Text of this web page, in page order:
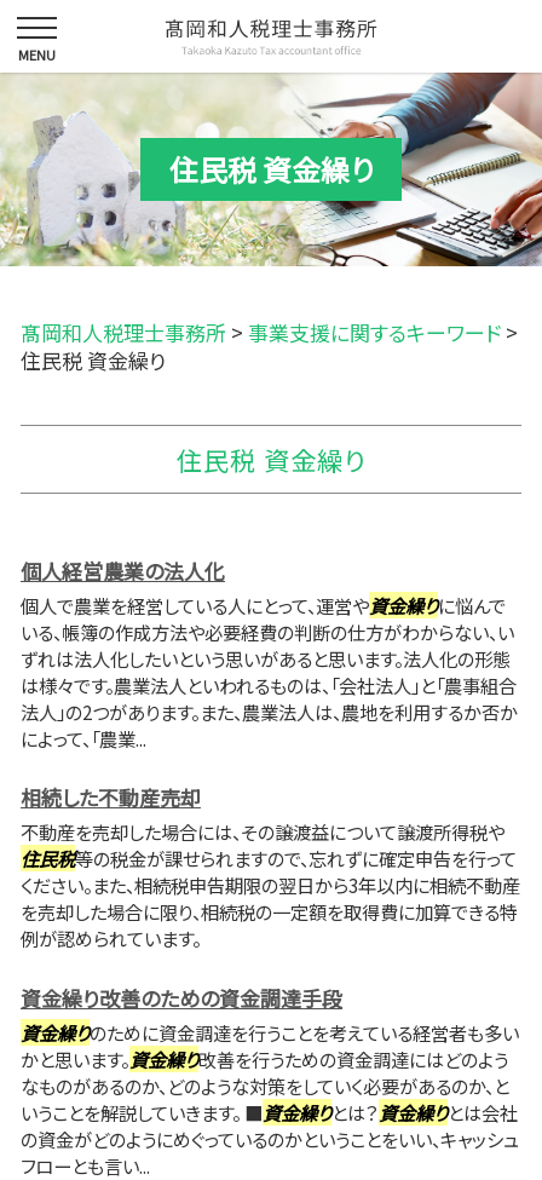
住民税 資金繰り
髙岡和人税理士事務所 > 事業支援に関するキーワード >
住民税 資金繰り
住民税 資金繰り
個人経営農業の法人化
個人で農業を経営している人にとって、運営や資金繰りに悩んで
いる、帳簿の作成方法や必要経費の判断の仕方がわからない、い
ずれは法人化したいという思いがあると思います。法人化の形態
は様々です。農業法人といわれるものは、「会社法人」と「農事組合
法人」の2つがあります。また、農業法人は、農地を利用するか否か
によって、「農業...
相続した不動産売却
不動産を売却した場合には、その譲渡益について譲渡所得税や
住民税等の税金が課せられますので、忘れずに確定申告を行って
ください。また、相続税申告期限の翌日から3年以内に相続不動産
を売却した場合に限り、相続税の一定額を取得費に加算できる特
例が認められています。
資金繰り改善のための資金調達手段
資金繰りのために資金調達を行うことを考えている経営者も多い
かと思います。資金繰り改善を行うための資金調達にはどのよう
なものがあるのか、どのような対策をしていく必要があるのか、と
いうことを解説していきます。 ■資金繰りとは？資金繰りとは会社
の資金がどのようにめぐっているのかということをいい、キャッシュ
フローとも言い...